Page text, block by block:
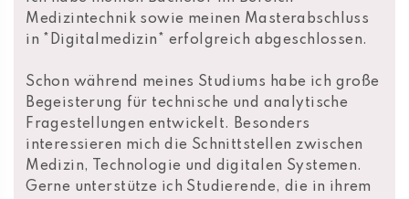
Medizintechnik sowie meinen Masterabschluss
in *Digitalmedizin* erfolgreich abgeschlossen.
Schon während meines Studiums habe ich große
Begeisterung für technische und analytische
Fragestellungen entwickelt. Besonders
interessieren mich die Schnittstellen zwischen
Medizin, Technologie und digitalen Systemen.
Gerne unterstütze ich Studierende, die in ihrem